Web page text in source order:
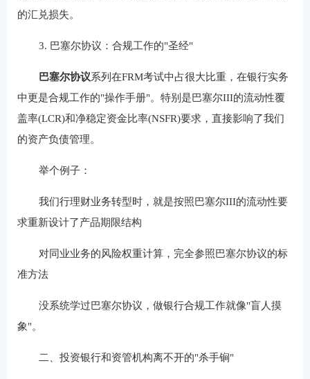
的汇兑损失。
3. 巴塞尔协议：合规工作的"圣经"
巴塞尔协议‌系列在FRM考试中占很大比重，在银行实务
中更是合规工作的"操作手册"。特别是巴塞尔III的流动性覆
盖率(LCR)和净稳定资金比率(NSFR)要求，直接影响了我们
的资产负债管理。
举个例子：
我们行理财业务转型时，就是按照巴塞尔III的流动性要
求重新设计了产品期限结构
对同业业务的风险权重计算，完全参照巴塞尔协议的标
准方法
没系统学过巴塞尔协议，做银行合规工作就像"盲人摸
象"。
二、投资银行和资管机构离不开的"杀手锏"